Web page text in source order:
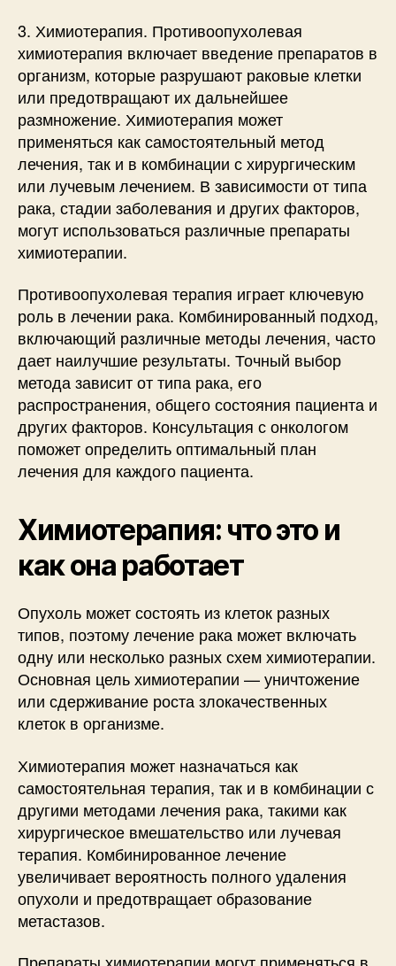
3. Химиотерапия. Противоопухолевая
химиотерапия включает введение препаратов в
организм, которые разрушают раковые клетки
или предотвращают их дальнейшее
размножение. Химиотерапия может
применяться как самостоятельный метод
лечения, так и в комбинации с хирургическим
или лучевым лечением. В зависимости от типа
рака, стадии заболевания и других факторов,
могут использоваться различные препараты
химиотерапии.
Противоопухолевая терапия играет ключевую
роль в лечении рака. Комбинированный подход,
включающий различные методы лечения, часто
дает наилучшие результаты. Точный выбор
метода зависит от типа рака, его
распространения, общего состояния пациента и
других факторов. Консультация с онкологом
поможет определить оптимальный план
лечения для каждого пациента.
Химиотерапия: что это и
как она работает
Опухоль может состоять из клеток разных
типов, поэтому лечение рака может включать
одну или несколько разных схем химиотерапии.
Основная цель химиотерапии — уничтожение
или сдерживание роста злокачественных
клеток в организме.
Химиотерапия может назначаться как
самостоятельная терапия, так и в комбинации с
другими методами лечения рака, такими как
хирургическое вмешательство или лучевая
терапия. Комбинированное лечение
увеличивает вероятность полного удаления
опухоли и предотвращает образование
метастазов.